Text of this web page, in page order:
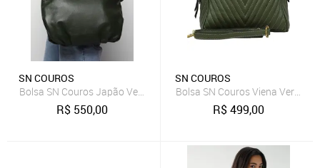
SN COUROS
Bolsa SN Couros Japão Verde
R$ 550,00
SN COUROS
Bolsa SN Couros Viena Verde
R$499,00